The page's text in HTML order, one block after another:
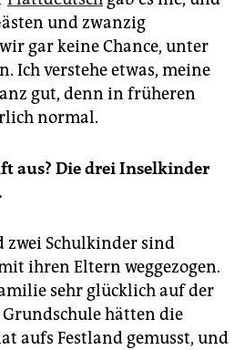
und zwanzig
gar keine Chance, unter
Ich verstehe etwas, meine
gut, denn in früheren
normal.
aus? Die drei Inselkinder
zwei Schulkinder sind
ihren Eltern weggezogen.
sehr glücklich auf der
hätten die
aufs Festland gemusst, und